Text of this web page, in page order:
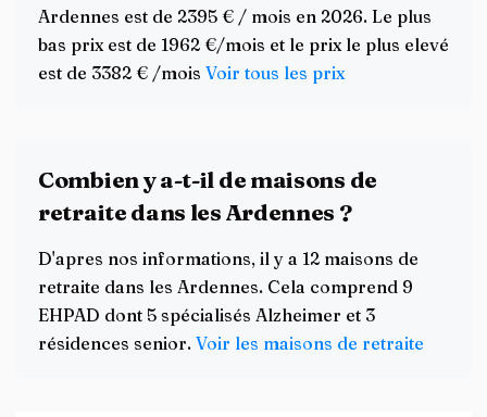
Ardennes est de 2395 € / mois en 2026. Le plus
bas prix est de 1962 €/mois et le prix le plus elevé
est de 3382 € /mois Voir tous les prix
Combien y a-t-il de maisons de
retraite dans les Ardennes ?
D'apres nos informations, il y a 12 maisons de
retraite dans les Ardennes. Cela comprend 9
EHPAD dont 5 spécialisés Alzheimer et 3
résidences senior. Voir les maisons de retraite